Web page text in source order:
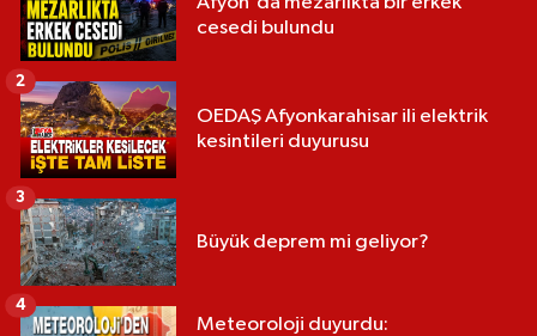
cesedi bulundu
OEDAŞ Afyonkarahisar ili elektrik
kesintileri duyurusu
2
Büyük deprem mi geliyor?
3
Meteoroloji duyurdu:
4